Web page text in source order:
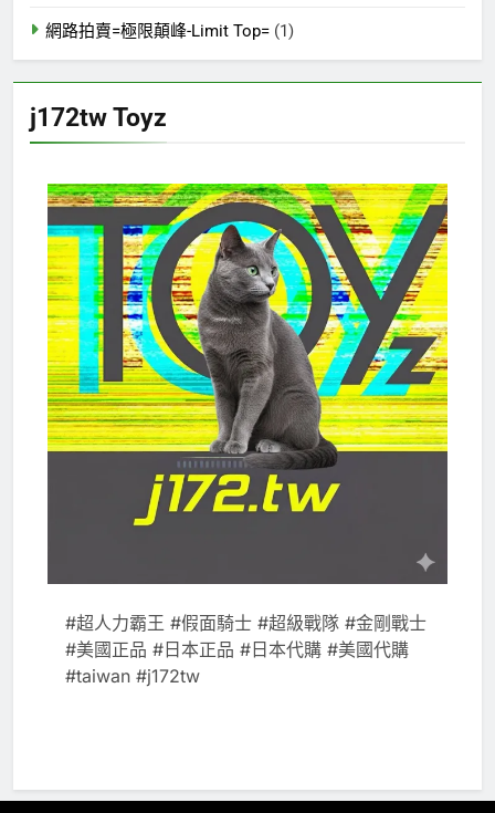
網路拍賣=極限顛峰-Limit Top= (1)
j172tw Toyz
#超人力霸王 #假面騎士 #超級戰隊 #金剛戰士
#美國正品 #日本正品 #日本代購 #美國代購
#taiwan #j172tw